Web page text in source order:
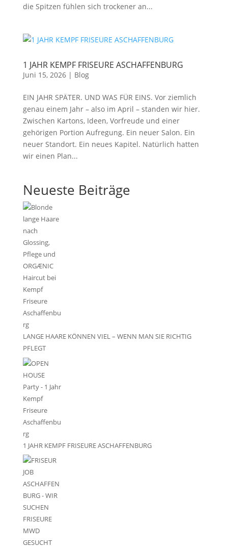
die Spitzen fühlen sich trockener an...
1 JAHR KEMPF FRISEURE ASCHAFFENBURG
Juni 15, 2026| Blog
EIN JAHR SPÄTER. UND WAS FÜR EINS. Vor ziemlich
genau einem Jahr – also im April – standen wir hier.
Zwischen Kartons, Ideen, Vorfreude und einer
gehörigen Portion Aufregung. Ein neuer Salon. Ein
neuer Standort. Ein neues Kapitel. Natürlich hatten
wir einen Plan...
Neueste Beiträge
LANGE HAARE KÖNNEN VIEL – WENN MAN SIE RICHTIG
PFLEGT
1 JAHR KEMPF FRISEURE ASCHAFFENBURG